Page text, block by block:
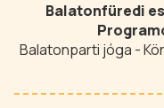
Balatonfüredi
Balatonparti jóga -